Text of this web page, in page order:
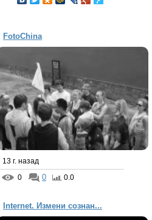
FotoChina
13 г. назад
0
0 0.0
Internet. Измени сознан...